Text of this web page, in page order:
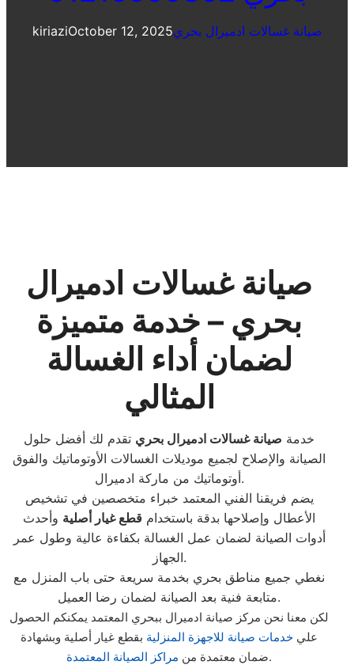
kiriaziOctober 12, 2025صيانة غسالات ادميرال بحري
صيانة غسالات ادميرال
بحري – خدمة متميزة
لضمان أداء الغسالة
المثالي
خدمة صيانة غسالات ادميرال بحري تقدم لك أفضل حلول
الصيانة والإصلاح لجميع موديلات الغسالات الأوتوماتيك والفوق
أوتوماتيك من ماركة ادميرال.
يضم فريقنا الفني المعتمد خبراء متخصصين في تشخيص
الأعطال وإصلاحها بدقة باستخدام قطع غيار أصلية وأحدث
أدوات الصيانة لضمان عمل الغسالة بكفاءة عالية وطول عمر
الجهاز.
نغطي جميع مناطق بحري بخدمة سريعة حتى باب المنزل مع
متابعة فنية بعد الصيانة لضمان رضا العميل.
لكن معنا نحن مركز صيانة ادميرال ببحري المعتمد يمكنكم الحصول
علي خدمات صيانة للاجهزة المنزلية بقطع غيار أصلية وبشهادة
ضمان معتمدة من مراكز الصيانة المعتمدة .